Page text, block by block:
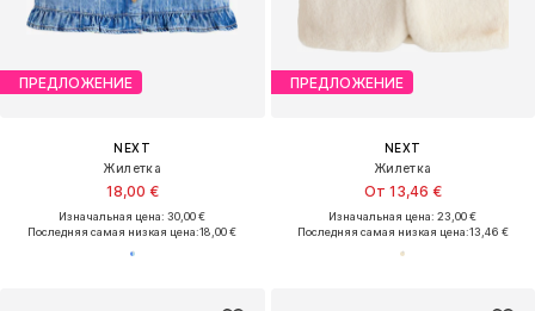
ПРЕДЛОЖЕНИЕ
NEXT
Жилетка
18,00 €
Изначальная цена: 30,00 €
Последняя самая низкая цена:18,00 €
ПРЕДЛОЖЕНИЕ
NEXT
Жилетка
От 13,46 €
Изначальная цена: 23,00 €
Последняя самая низкая цена:13,46 €